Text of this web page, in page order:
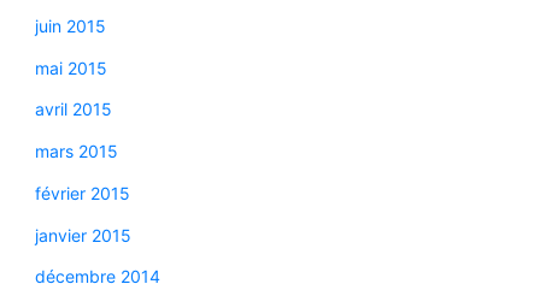
juin 2015
mai 2015
avril 2015
mars 2015
février 2015
janvier 2015
décembre 2014